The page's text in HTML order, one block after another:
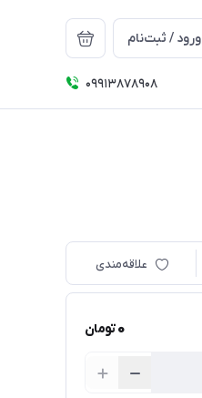
ورود / ثبت‌نام
09913878908
علاقه‌مندی
0تومان